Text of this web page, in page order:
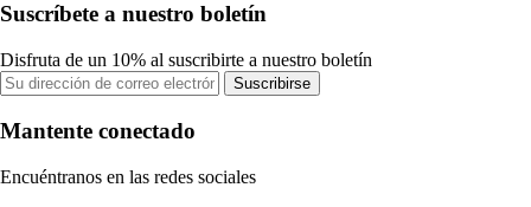
Suscríbete a nuestro boletín
Disfruta de un 10% al suscribirte a nuestro boletín
Suscribirse
Mantente conectado
Encuéntranos en las redes sociales